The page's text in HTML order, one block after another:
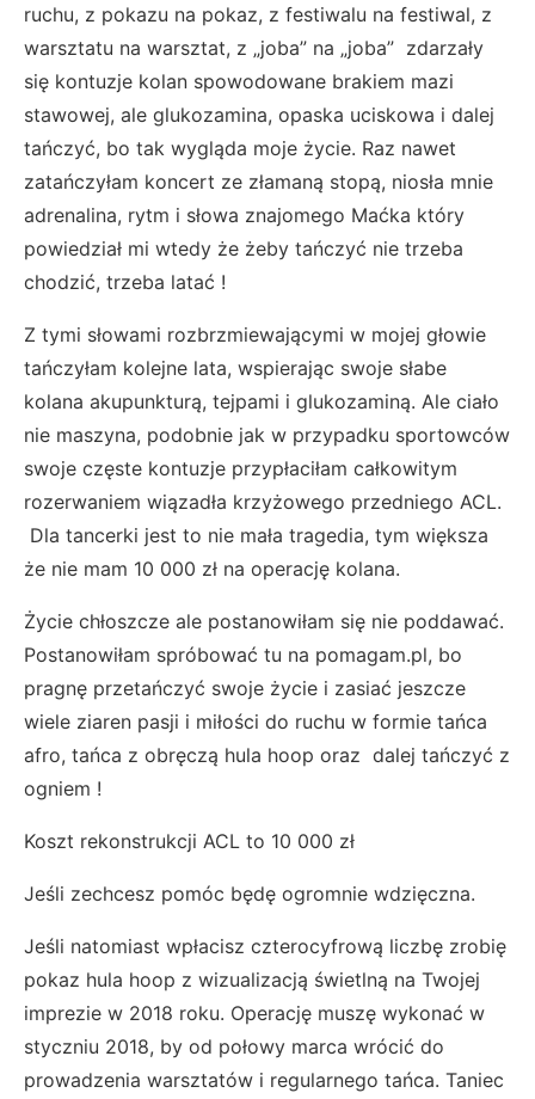
ruchu, z pokazu na pokaz, z festiwalu na festiwal, z
warsztatu na warsztat, z „joba” na „joba” zdarzały
się kontuzje kolan spowodowane brakiem mazi
stawowej, ale glukozamina, opaska uciskowa i dalej
tańczyć, bo tak wygląda moje życie. Raz nawet
zatańczyłam koncert ze złamaną stopą, niosła mnie
adrenalina, rytm i słowa znajomego Maćka który
powiedział mi wtedy że żeby tańczyć nie trzeba
chodzić, trzeba latać !
Z tymi słowami rozbrzmiewającymi w mojej głowie
tańczyłam kolejne lata, wspierając swoje słabe
kolana akupunkturą, tejpami i glukozaminą. Ale ciało
nie maszyna, podobnie jak w przypadku sportowców
swoje częste kontuzje przypłaciłam całkowitym
rozerwaniem wiązadła krzyżowego przedniego ACL.
Dla tancerki jest to nie mała tragedia, tym większa
że nie mam 10 000 zł na operację kolana.
Życie chłoszcze ale postanowiłam się nie poddawać.
Postanowiłam spróbować tu na pomagam.pl, bo
pragnę przetańczyć swoje życie i zasiać jeszcze
wiele ziaren pasji i miłości do ruchu w formie tańca
afro, tańca z obręczą hula hoop oraz dalej tańczyć z
ogniem !
Koszt rekonstrukcji ACL to 10 000 zł
Jeśli zechcesz pomóc będę ogromnie wdzięczna.
Jeśli natomiast wpłacisz czterocyfrową liczbę zrobię
pokaz hula hoop z wizualizacją świetlną na Twojej
imprezie w 2018 roku. Operację muszę wykonać w
styczniu 2018, by od połowy marca wrócić do
prowadzenia warsztatów i regularnego tańca. Taniec